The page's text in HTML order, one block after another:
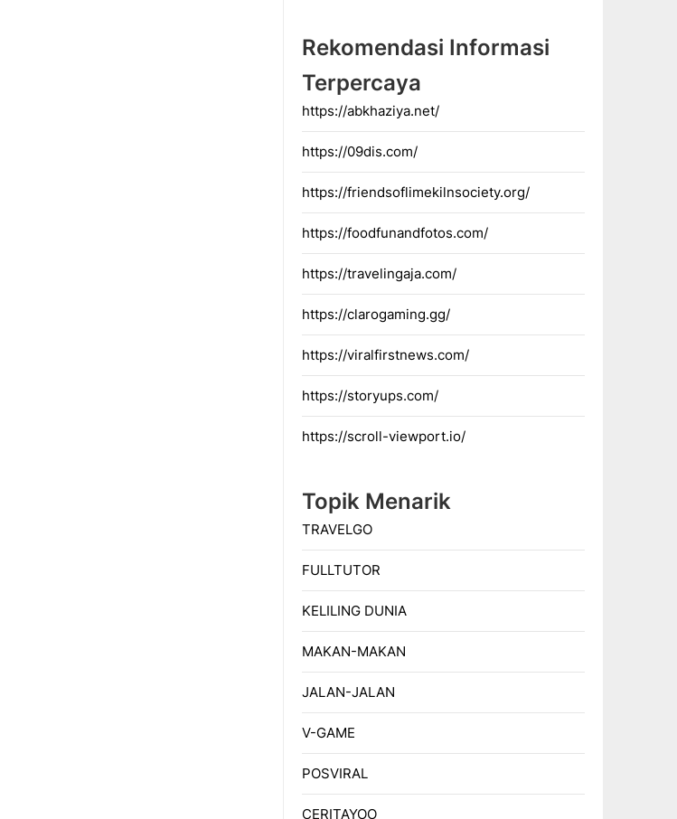
Rekomendasi Informasi
Terpercaya
https://abkhaziya.net/
https://09dis.com/
https://friendsoflimekilnsociety.org/
https://foodfunandfotos.com/
https://travelingaja.com/
https://clarogaming.gg/
https://viralfirstnews.com/
https://storyups.com/
https://scroll-viewport.io/
Topik Menarik
TRAVELGO
FULLTUTOR
KELILING DUNIA
MAKAN-MAKAN
JALAN-JALAN
V-GAME
POSVIRAL
CERITAYOO